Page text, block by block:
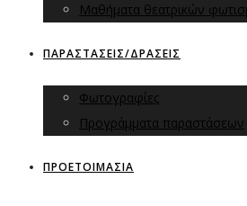
Μαθήματα θεατρικών
ΠΑΡΑΣΤΑΣΕΙΣ/ΔΡΑΣΕΙΣ
Φωτογραφίες
Προγράμματα παραστάσεων
ΠΡΟΕΤΟΙΜΑΣΙΑ